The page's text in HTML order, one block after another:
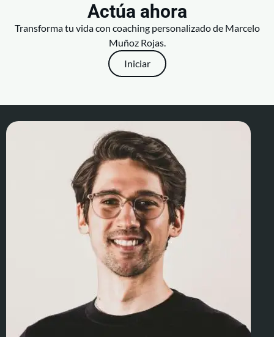
Actúa ahora
Transforma tu vida con coaching personalizado de Marcelo
Muñoz Rojas.
Iniciar